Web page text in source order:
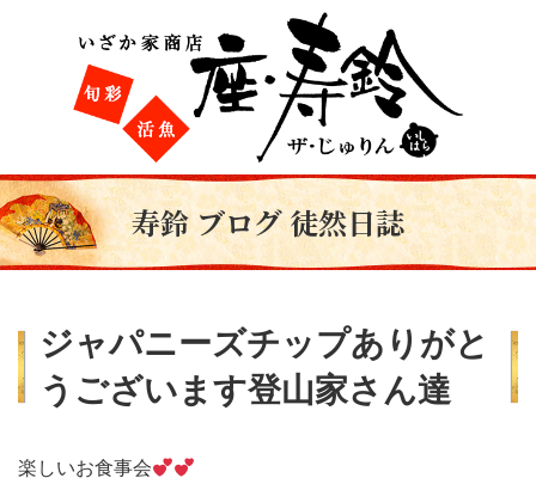
寿鈴 ブログ 徒然日誌
ジャパニーズチップありがと
うございます登山家さん達
楽しいお食事会